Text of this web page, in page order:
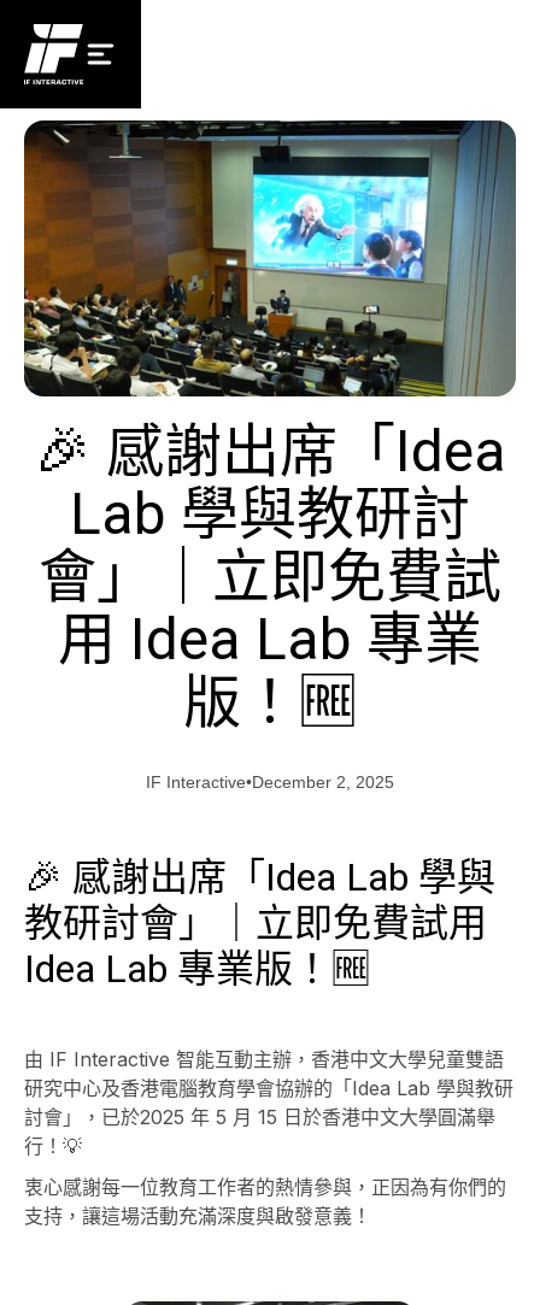
🎉 感謝出席「Idea
Lab 學與教研討
會」｜立即免費試
用 Idea Lab 專業
版！🆓
IF Interactive•December 2, 2025
🎉 感謝出席「Idea Lab 學與
教研討會」｜立即免費試用
Idea Lab 專業版！🆓
由 IF Interactive 智能互動主辦，香港中文大學兒童雙語
研究中心及香港電腦教育學會協辦的「Idea Lab 學與教研
討會」，已於2025 年 5 月 15 日於香港中文大學圓滿舉
行！💡
衷心感謝每一位教育工作者的熱情參與，正因為有你們的
支持，讓這場活動充滿深度與啟發意義！